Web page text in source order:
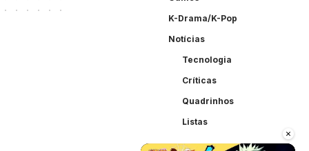
×
K-Drama/K-Pop
Notícias
Tecnologia
Críticas
Quadrinhos
Listas